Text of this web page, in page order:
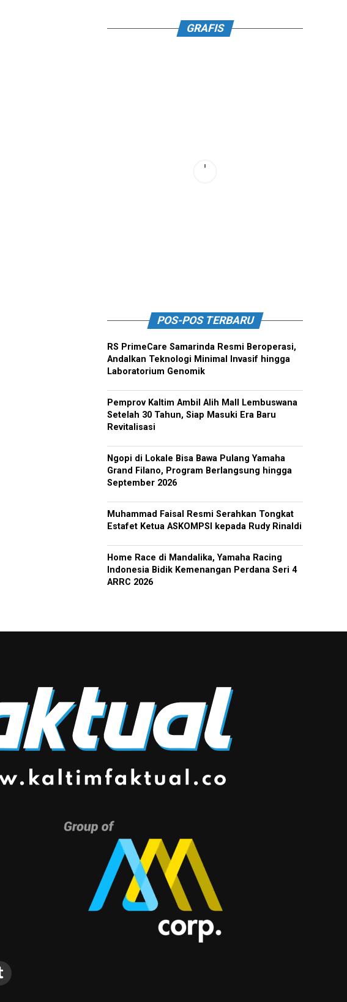
GRAFIS
POS-POS TERBARU
RS PrimeCare Samarinda Resmi Beroperasi,
Andalkan Teknologi Minimal Invasif hingga
Laboratorium Genomik
Pemprov Kaltim Ambil Alih Mall Lembuswana
Setelah 30 Tahun, Siap Masuki Era Baru
Revitalisasi
Ngopi di Lokale Bisa Bawa Pulang Yamaha
Grand Filano, Program Berlangsung hingga
September 2026
Muhammad Faisal Resmi Serahkan Tongkat
Estafet Ketua ASKOMPSI kepada Rudy Rinaldi
Home Race di Mandalika, Yamaha Racing
Indonesia Bidik Kemenangan Perdana Seri 4
ARRC 2026